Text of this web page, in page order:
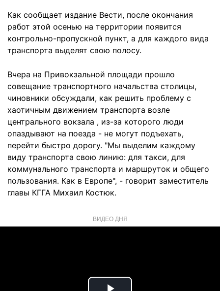
Как сообщает издание Вести, после окончания
работ этой осенью на территории появится
контрольно-пропускной пункт, а для каждого вида
транспорта выделят свою полосу.
Вчера на Привокзальной площади прошло
совещание транспортного начальства столицы,
чиновники обсуждали, как решить проблему с
хаотичным движением транспорта возле
центрального вокзала , из-за которого люди
опаздывают на поезда - не могут подъехать,
перейти быстро дорогу. "Мы выделим каждому
виду транспорта свою линию: для такси, для
коммунального транспорта и маршруток и общего
пользования. Как в Европе", - говорит заместитель
главы КГГА Михаил Костюк.
ВИДЕО ДНЯ